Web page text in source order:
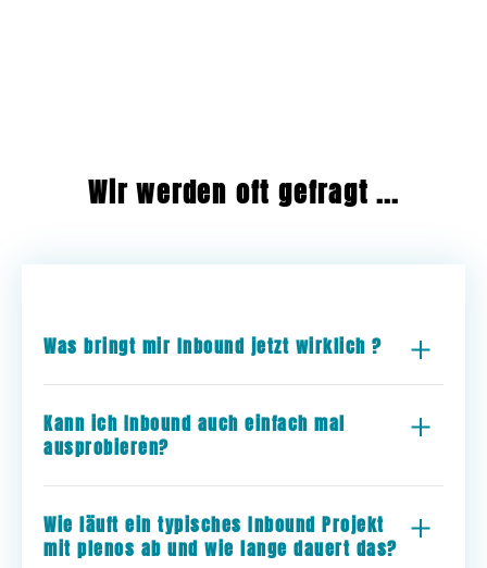
Wir werden oft gefragt ...
Was bringt mir Inbound jetzt wirklich ?
Kann ich Inbound auch einfach mal
ausprobieren?
Wie läuft ein typisches Inbound Projekt
mit plenos ab und wie lange dauert das?